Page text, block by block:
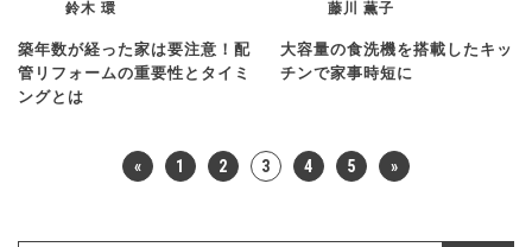
鈴木 環
築年数が経った家は要注意！配
管リフォームの重要性とタイミ
ングとは
藤川 薫子
大容量の食洗機を搭載したキッ
チンで家事時短に
« 1 2 3 4 5 »